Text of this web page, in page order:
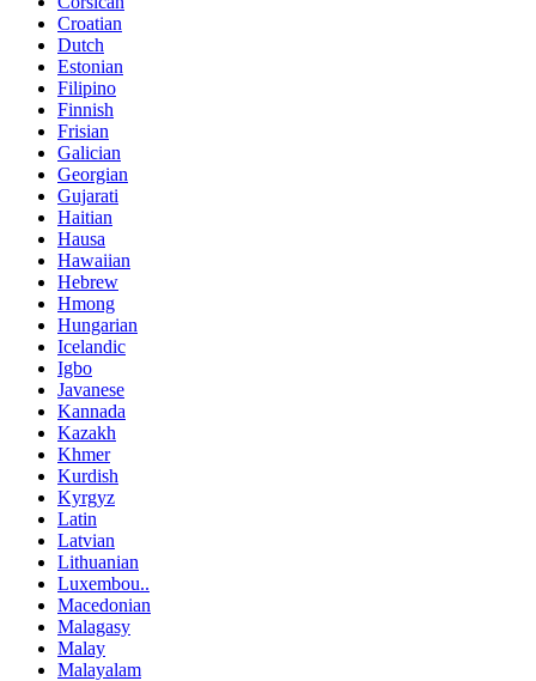
Croatian
Dutch
Estonian
Filipino
Finnish
Frisian
Galician
Georgian
Gujarati
Haitian
Hausa
Hawaiian
Hebrew
Hmong
Hungarian
Icelandic
Igbo
Javanese
Kannada
Kazakh
Khmer
Kurdish
Kyrgyz
Latin
Latvian
Lithuanian
Luxembou..
Macedonian
Malagasy
Malay
Malayalam